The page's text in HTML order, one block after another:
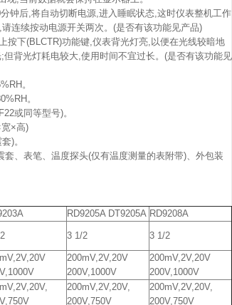
钟后,将自动切断电源,进入睡眠状态,这时仪表整机工作
连续按动电源开关两次。(是否有该功能见产品)
按下(BLCTR)功能键,仪表背光灯亮,以便在光线较暗地
背光灯耗电较大,使用时间不宜过长。(是否有该功能见
。
。
或同等型号)。
×高)
)。
、表笔、温度探头(仅有温度测量的表附带)、外包装
RD9205A DT9205A RD9208A
3 1/2 3 1/2
200mV,2V,20V
200V,1000V
200mV,2V,20V
200V,1000V
200mV,2V,20V,
200V,750V
200mV,2V,20V,
200V,750V